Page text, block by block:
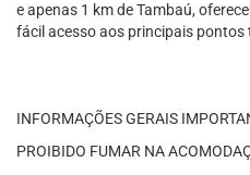
e apenas 1 km de Tambaú,
fácil acesso aos principais pontos
INFORMAÇÕES GERAIS
PROIBIDO FUMAR NA